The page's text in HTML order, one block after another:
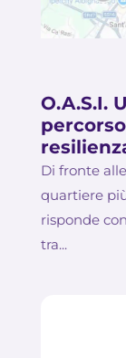
O.A.S.I.
Di fronte
quartiere
risponde
tra...